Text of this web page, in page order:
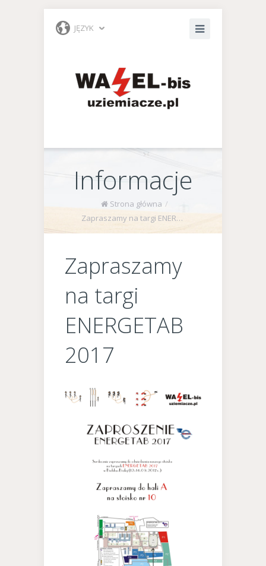
JĘZYK
Informacje
Strona główna /
Zapraszamy na targi ENERGETAB 2017
Zapraszamy
na targi
ENERGETAB
2017